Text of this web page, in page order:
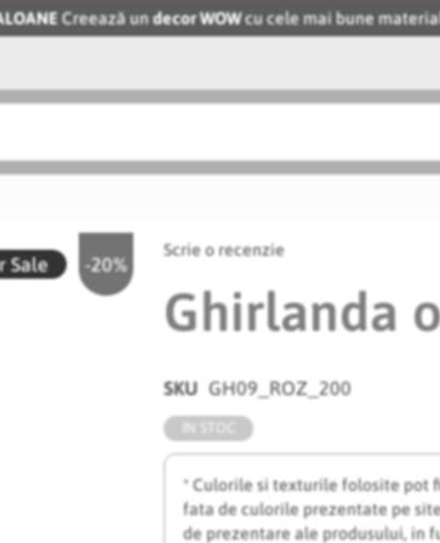
Creează undecor WOWcu cele mai bune
-20%
Sale
Scrie o recenzie
Ghirlanda
SKU GH09_ROZ_200
* Culorile si texturile folosite pot
fata de culorile prezentate pe
de prezentare ale produsului, in